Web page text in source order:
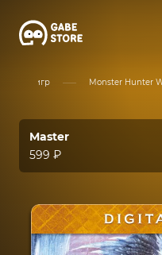
Каталог игр Monster Hunter
Master
599 ₽